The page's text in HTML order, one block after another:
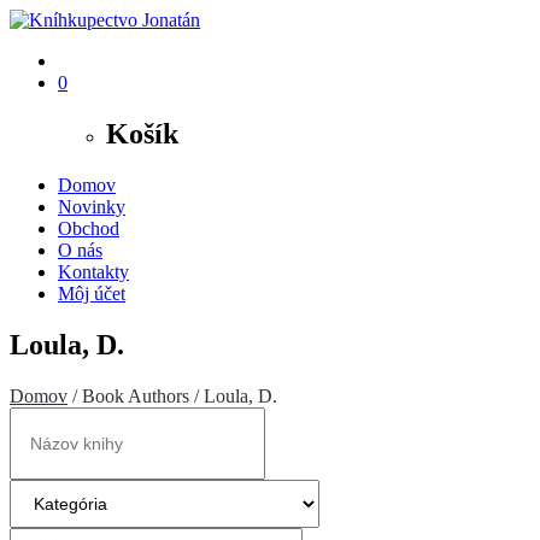
0
Košík
Domov
Novinky
Obchod
O nás
Kontakty
Môj účet
Loula, D.
Domov / Book Authors / Loula, D.